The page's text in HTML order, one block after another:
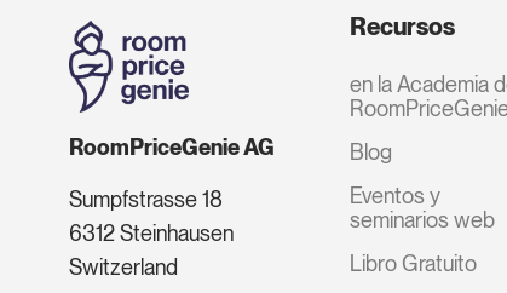
RoomPriceGenie AG
Sumpfstrasse 18
6312 Steinhausen
Switzerland
Recursos
en la Academia
Blog
Eventos y
seminarios web
Libro Gratuito